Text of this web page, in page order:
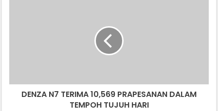
HARI
DENZA N7 TERIMA 10,569 PRAPESANAN DALAM
TEMPOH TUJUH HARI